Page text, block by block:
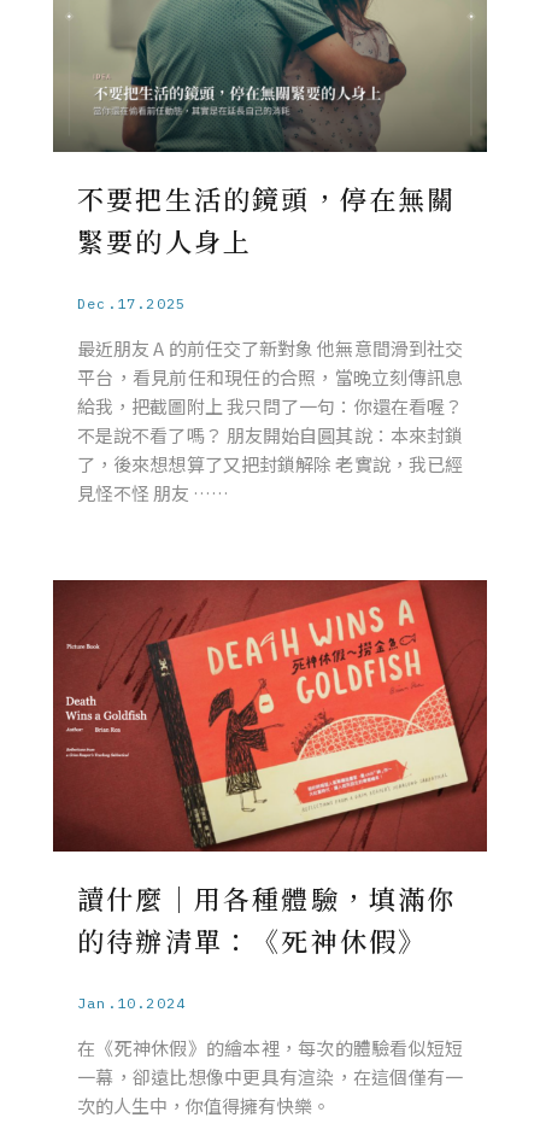
不要把生活的鏡頭，停在無關
緊要的人身上
Dec.17.2025
最近朋友 A 的前任交了新對象 他無意間滑到社交
平台，看見前任和現任的合照，當晚立刻傳訊息
給我，把截圖附上 我只問了一句：你還在看喔？
不是說不看了嗎？ 朋友開始自圓其說：本來封鎖
了，後來想想算了又把封鎖解除 老實說，我已經
見怪不怪 朋友 ……
讀什麼｜用各種體驗，填滿你
的待辦清單：《死神休假》
Jan.10.2024
在《死神休假》的繪本裡，每次的體驗看似短短
一幕，卻遠比想像中更具有渲染，在這個僅有一
次的人生中，你值得擁有快樂。